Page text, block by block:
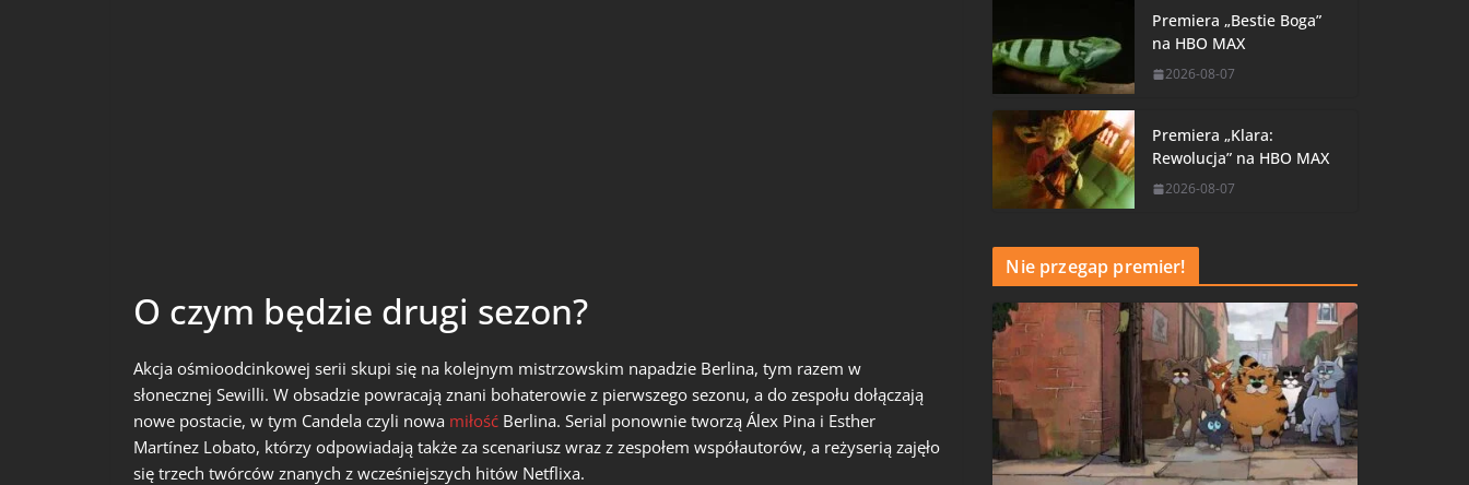
O czym będzie drugi sezon?
Akcja ośmioodcinkowej serii skupi się na kolejnym mistrzowskim napadzie Berlina, tym razem w
słonecznej Sewilli. W obsadzie powracają znani bohaterowie z pierwszego sezonu, a do zespołu dołączają
nowe postacie, w tym Candela czyli nowa miłość Berlina. Serial ponownie tworzą Álex Pina i Esther
Martínez Lobato, którzy odpowiadają także za scenariusz wraz z zespołem współautorów, a reżyserią zajęło
się trzech twórców znanych z wcześniejszych hitów Netflixa.
Premiera „Bestie Boga”
na HBO MAX
2026-08-07
Premiera „Klara:
Rewolucja” na HBO MAX
2026-08-07
Nie przegap premier!